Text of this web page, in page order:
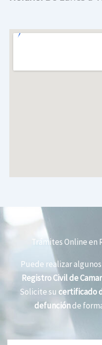
Trámites Online en
Puede realizar
Registro Civil de
Solicite su certificado
defunciónde